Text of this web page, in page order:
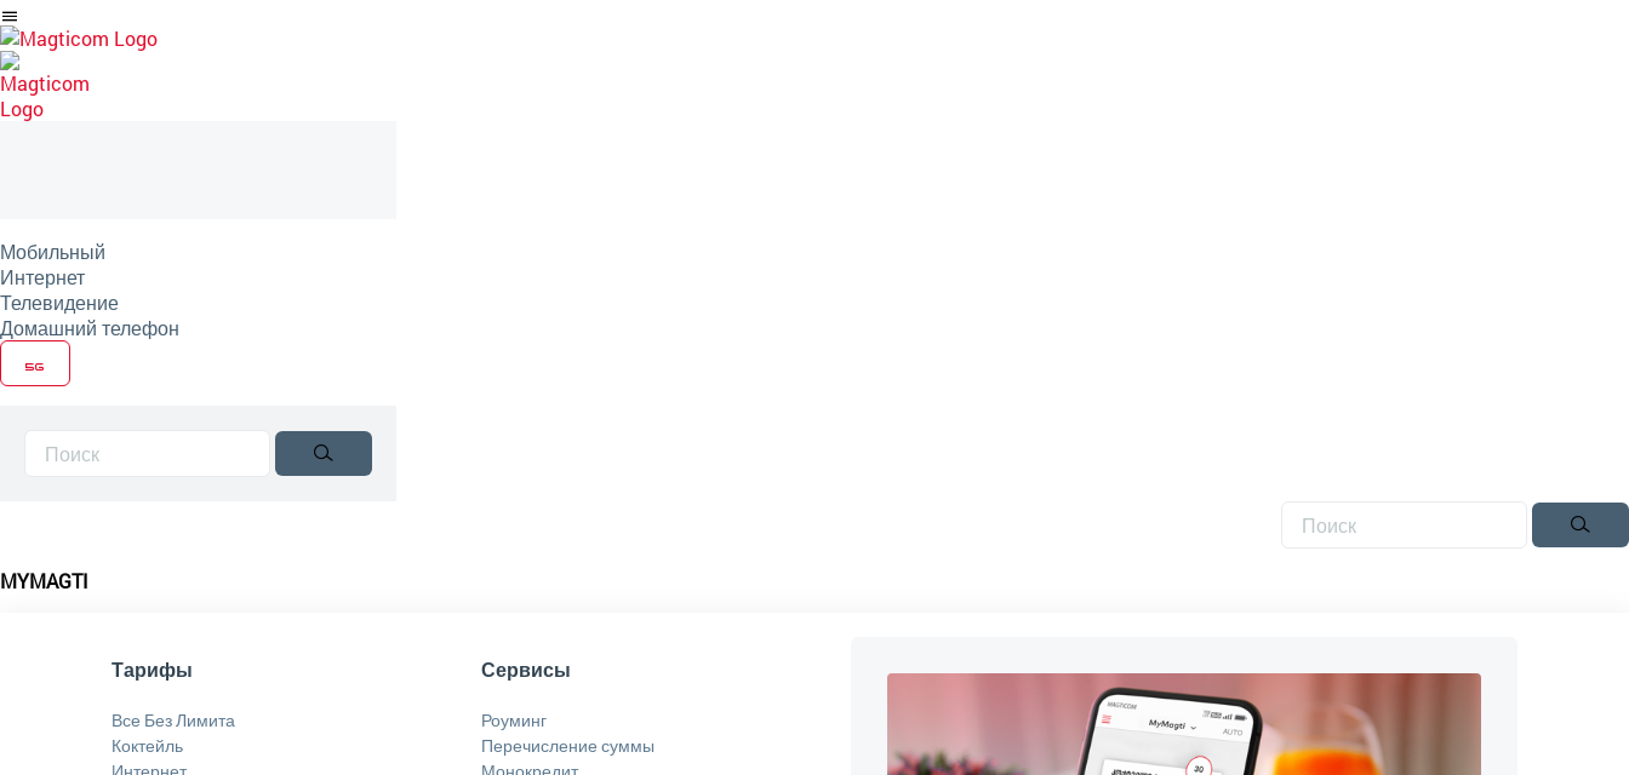
Перейти
на
артикль
Мобильный
Интернет
Телевидение
Домашний телефон
MYMAGTI
Тарифы
Все Без Лимита
Коктейль
Сервисы
Роуминг
Перечисление суммы